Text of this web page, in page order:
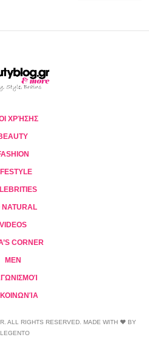
ΧΡΉΣΗΣ
NATURAL
VIDEOS
CORNER
MEN
ALL RIGHTS RESERVED. MADE WITH ❤ BY